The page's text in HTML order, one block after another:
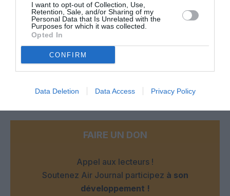
I want to opt-out of Collection, Use,
Retention, Sale, and/or Sharing of my
Personal Data that Is Unrelated with the
Purposes for which it was collected.
Opted In
CONFIRM
Data Deletion Data Access Privacy Policy
louanges des français et de l’Elysee, ce n’est pas
pour ravivez le feu sur des cendres encore tièdes.
LAISSER UN COMMENTAIRE
FAIRE UN DON
Appel aux lecteurs !
Soutenez Air Journal participez à son
développement !